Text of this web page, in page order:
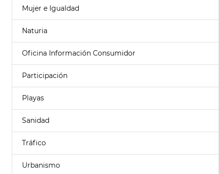
Mujer e Igualdad
Naturia
Oficina Información Consumidor
Participación
Playas
Sanidad
Tráfico
Urbanismo